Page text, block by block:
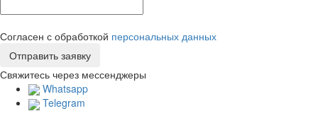
Согласен с обработкой персональных данных
Свяжитесь через мессенджеры
Whatsapp
Telegram